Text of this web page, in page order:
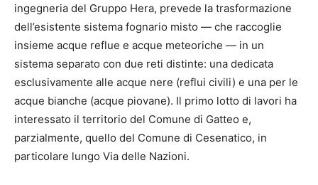
ingegneria del Gruppo Hera, prevede la trasformazione
dell’esistente sistema fognario misto — che raccoglie
insieme acque reflue e acque meteoriche — in un
sistema separato con due reti distinte: una dedicata
esclusivamente alle acque nere (reflui civili) e una per le
acque bianche (acque piovane). Il primo lotto di lavori ha
interessato il territorio del Comune di Gatteo e,
parzialmente, quello del Comune di Cesenatico, in
particolare lungo Via delle Nazioni.